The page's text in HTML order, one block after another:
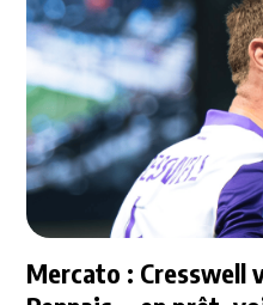
Mercato : Cresswell